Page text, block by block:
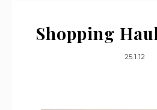
Shopping
25.1.12